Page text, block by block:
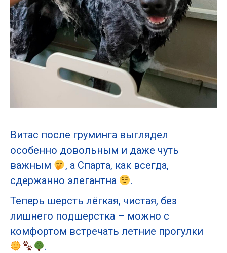
Витас после груминга выглядел
особенно довольным и даже чуть
важным
, а Спарта, как всегда,
сдержанно элегантна
.
Теперь шерсть лёгкая, чистая, без
лишнего подшерстка – можно с
комфортом встречать летние прогулки
.